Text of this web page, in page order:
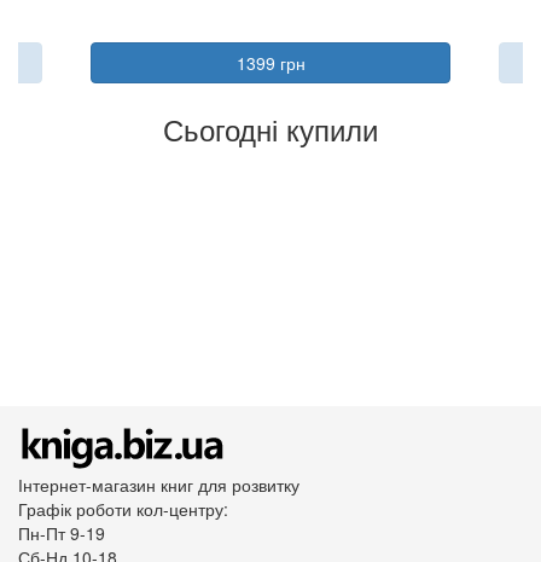
1399 грн
Сьогодні купили
Інтернет-магазин книг для розвитку
Графік роботи кол-центру:
Пн-Пт 9-19
Сб-Нд 10-18